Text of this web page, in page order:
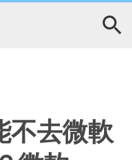
不去微軟